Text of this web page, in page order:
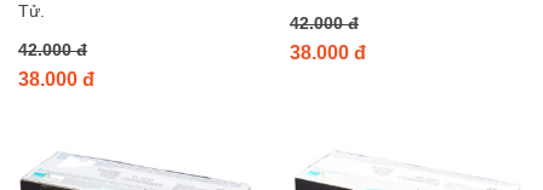
Tử.
42.000 đ
38.000 đ
42.000 đ
38.000 đ